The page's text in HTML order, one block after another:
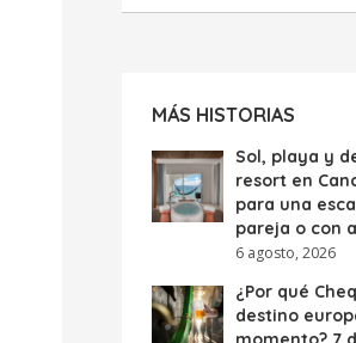
MÁS HISTORIAS
Sol, playa y
resort en
para una
pareja o con
6 agosto, 2026
¿Por qué
destino